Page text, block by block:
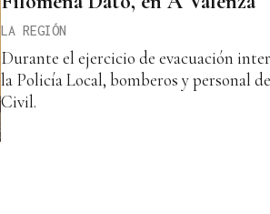
LA REGIÓN
Durante el ejercicio de evacuación
la Policía Local, bomberos y personal
Civil.